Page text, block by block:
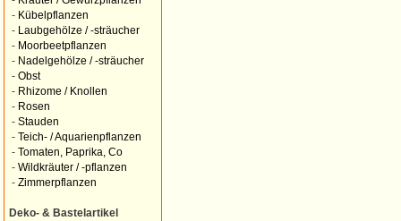
- Kübelpflanzen
-
Laubgehölze / -sträucher
- Moorbeetpflanzen
- Nadelgehölze / -sträucher
- Obst
- Rhizome / Knollen
- Rosen
- Stauden
- Teich- / Aquarienpflanzen
- Tomaten, Paprika, Co
- Wildkräuter / -pflanzen
- Zimmerpflanzen
Deko- & Bastelartikel